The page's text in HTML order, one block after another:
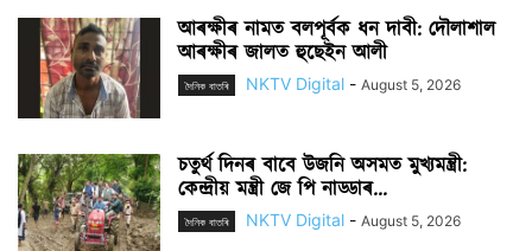
আৰক্ষীৰ নামত বলপূৰ্বক ধন দাবী: দৌলাশাল
আৰক্ষীৰ জালত হুছেইন আলী
দৈনিক বাতৰি NKTV Digital - August 5, 2026
চতুৰ্থ দিনৰ বাবে উজনি অসমত মুখ্যমন্ত্ৰী:
কেন্দ্ৰীয় মন্ত্ৰী জে পি নাড্ডাৰ...
দৈনিক বাতৰি NKTV Digital - August 5, 2026